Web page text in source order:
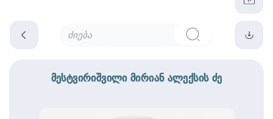
მესტვირიშვილი მირიან ალექსის ძე